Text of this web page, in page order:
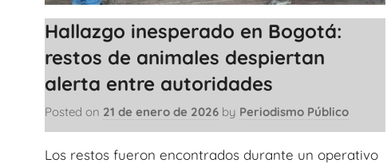
Hallazgo inesperado en Bogotá:
restos de animales despiertan
alerta entre autoridades
Posted on 21 de enero de 2026 by Periodismo Público
Los restos fueron encontrados durante un operativo